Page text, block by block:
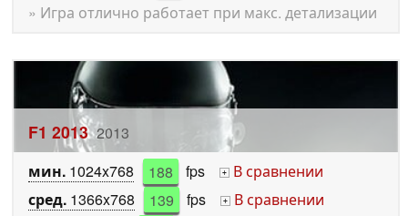
» Игра отлично работает при макс. детализации
F1 2013 2013
мин. 1024x768 188 fps +
В сравнении
сред. 1366x768 139 fps +
В сравнении